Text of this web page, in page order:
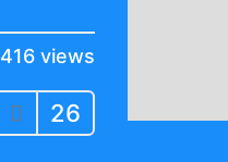
416 views
26